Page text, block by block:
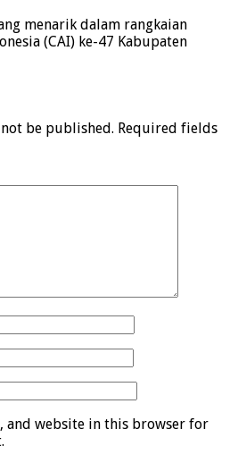
menarik dalam rangkaian
(CAI) ke-47 Kabupaten
be published. Required fields
and website in this browser for